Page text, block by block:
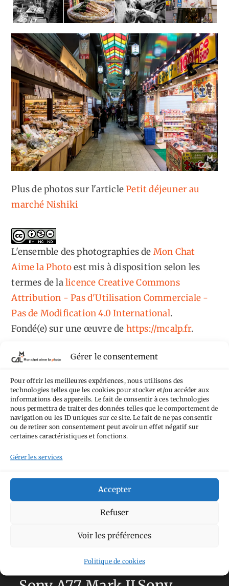
Gérer le consentement
Pour offrir les meilleures expériences, nous utilisons des
technologies telles que les cookies pour stocker et/ou accéder aux
informations des appareils. Le fait de consentir à ces technologies
nous permettra de traiter des données telles que le comportement de
navigation ou les ID uniques sur ce site. Le fait de ne pas consentir
ou de retirer son consentement peut avoir un effet négatif sur
certaines caractéristiques et fonctions.
Gérer les services
Accepter
Refuser
Voir les préférences
Politique de cookies
Plus de photos sur l'articlePetit déjeuner au
marché Nishiki
L'ensemble des photographiesde Mon Chat
Aime la Photoest mis à disposition selon les
termes de lalicence Creative Commons
Attribution - Pas d'Utilisation Commerciale -
Pas de Modification 4.0 International.
Fondé(e) sur une œuvre de https://mcalp.fr.
Tags
Ailleurs Aimez-vous bordelAllemagne Andorre
Anti tourisme
perchéCircuit
Academy JaponJournées
du patrimoineLa DéfenseNormandieNorvège
Olympus OM-D E-M5
Paris
Sans adresseSavoie